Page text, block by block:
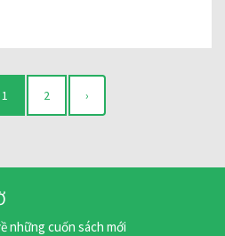
1 2 ›
những cuốn sách mới